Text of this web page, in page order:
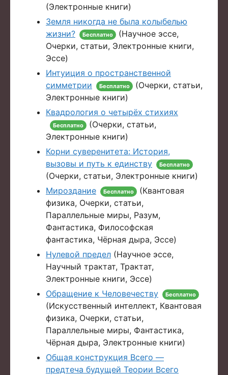
(Электронные книги)
Земля никогда не была колыбелью
жизни?
Бесплатно
(Научное эссе,
Очерки, статьи, Электронные книги,
Эссе)
Интуиция о пространственной
симметрии
Бесплатно
(Очерки, статьи,
Электронные книги)
Квадрология о четырёх стихиях
Бесплатно
(Очерки, статьи,
Электронные книги)
Корни суверенитета: История,
вызовы и путь к единству
Бесплатно
(Очерки, статьи, Электронные книги)
Мироздание
Бесплатно
(Квантовая
физика, Очерки, статьи,
Параллельные миры, Разум,
Фантастика, Философская
фантастика, Чёрная дыра, Эссе)
Нулевой предел (Научное эссе,
Научный трактат, Трактат,
Электронные книги, Эссе)
Обращение к Человечеству
Бесплатно
(Искусственный интеллект, Квантовая
физика, Очерки, статьи,
Параллельные миры, Фантастика,
Чёрная дыра, Электронные книги)
Общая конструкция Всего —
предтеча будущей Теории Всего